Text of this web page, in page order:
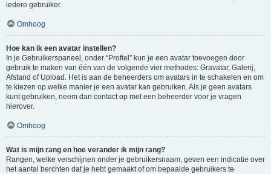
iedere gebruiker.
Omhoog
Hoe kan ik een avatar instellen?
In je Gebruikerspaneel, onder “Profiel” kun je een avatar toevoegen door
gebruik te maken van één van de volgende vier methodes: Gravatar, Galerij,
Afstand of Upload. Het is aan de beheerders om avatars in te schakelen en om
te kiezen op welke manier je een avatar kan gebruiken. Als je geen avatars
kunt gebruiken, neem dan contact op met een beheerder voor je vragen
hierover.
Omhoog
Wat is mijn rang en hoe verander ik mijn rang?
Rangen, welke verschijnen onder je gebruikersnaam, geven een indicatie over
het aantal berchten dat je hebt gemaakt of om bepaalde gebruikers te